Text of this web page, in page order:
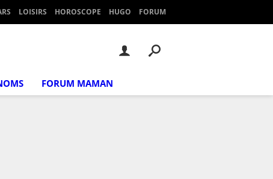
LOISIRS HOROSCOPE HUGO FORUM
FORUM MAMAN